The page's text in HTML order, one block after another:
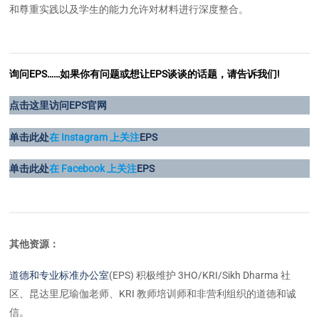
和尊重实践以及学生的能力允许对材料进行深度整合。
询问EPS……如果你有问题或想让EPS谈谈的话题，请告诉我们!
点击这里访问EPS官网
单击此处在 Instagram 上关注EPS
单击此处在 Facebook 上关注EPS
其他资源：
道德和专业标准办公室(EPS) 积极维护 3HO/KRI/Sikh Dharma 社
区、昆达里尼瑜伽老师、KRI 教师培训师和非营利组织的道德和诚
信。